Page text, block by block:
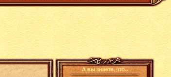
А вы знаете, что..